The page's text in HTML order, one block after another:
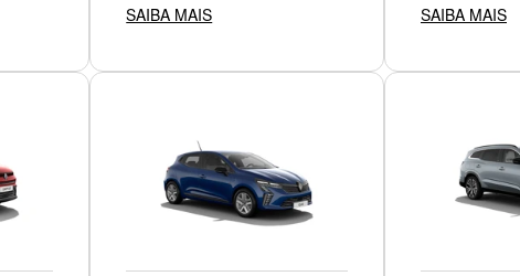
SAIBA MAIS SAIBA MAIS